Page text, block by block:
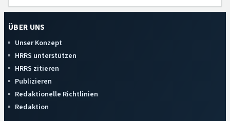
ÜBER UNS
Unser Konzept
HRRS unterstützen
HRRS zitieren
Publizieren
Redaktionelle Richtlinien
Redaktion